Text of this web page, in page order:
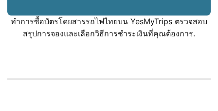
ทำการซื้อบัตรโดยสารรถไฟไทยบน YesMyTrips ตรวจสอบ
สรุปการจองและเลือกวิธีการชำระเงินที่คุณต้องการ.